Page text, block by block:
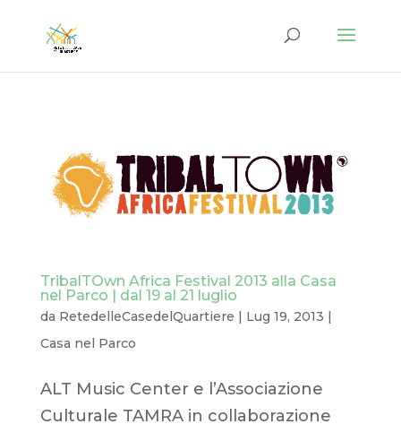
TribalTOwn Africa Festival 2013 alla Casa
nel Parco | dal 19 al 21 luglio
da RetedelleCasedelQuartiere | Lug 19, 2013 |
Casa nel Parco
ALT Music Center e l’Associazione
Culturale TAMRA in collaborazione